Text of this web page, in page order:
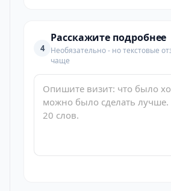
4
Расскажите подробнее
Необязательно - но текстовые
чаще